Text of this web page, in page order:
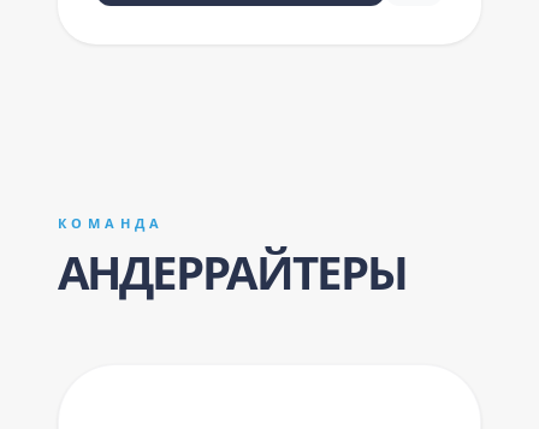
КОМАНДА
АНДЕРРАЙТЕРЫ